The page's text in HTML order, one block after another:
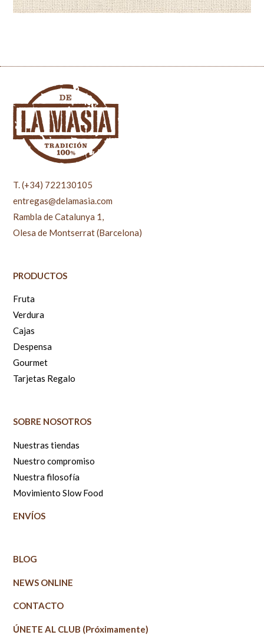
T. (+34) 722130105
entregas@delamasia.com
Rambla de Catalunya 1,
Olesa de Montserrat (Barcelona)
PRODUCTOS
Fruta
Verdura
Cajas
Despensa
Gourmet
Tarjetas Regalo
SOBRE NOSOTROS
Nuestras tiendas
Nuestro compromiso
Nuestra filosofía
Movimiento Slow Food
ENVÍOS
BLOG
NEWS ONLINE
CONTACTO
ÚNETE AL CLUB (Próximamente)